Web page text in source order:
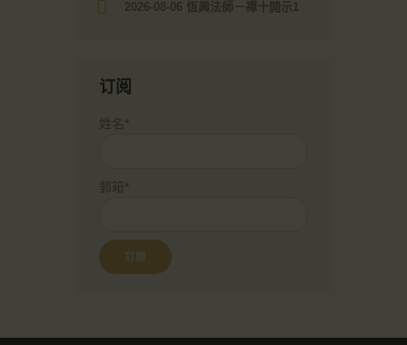
2026-08-06 恆興法師－禪十開示1
订阅
姓名*
郵箱*